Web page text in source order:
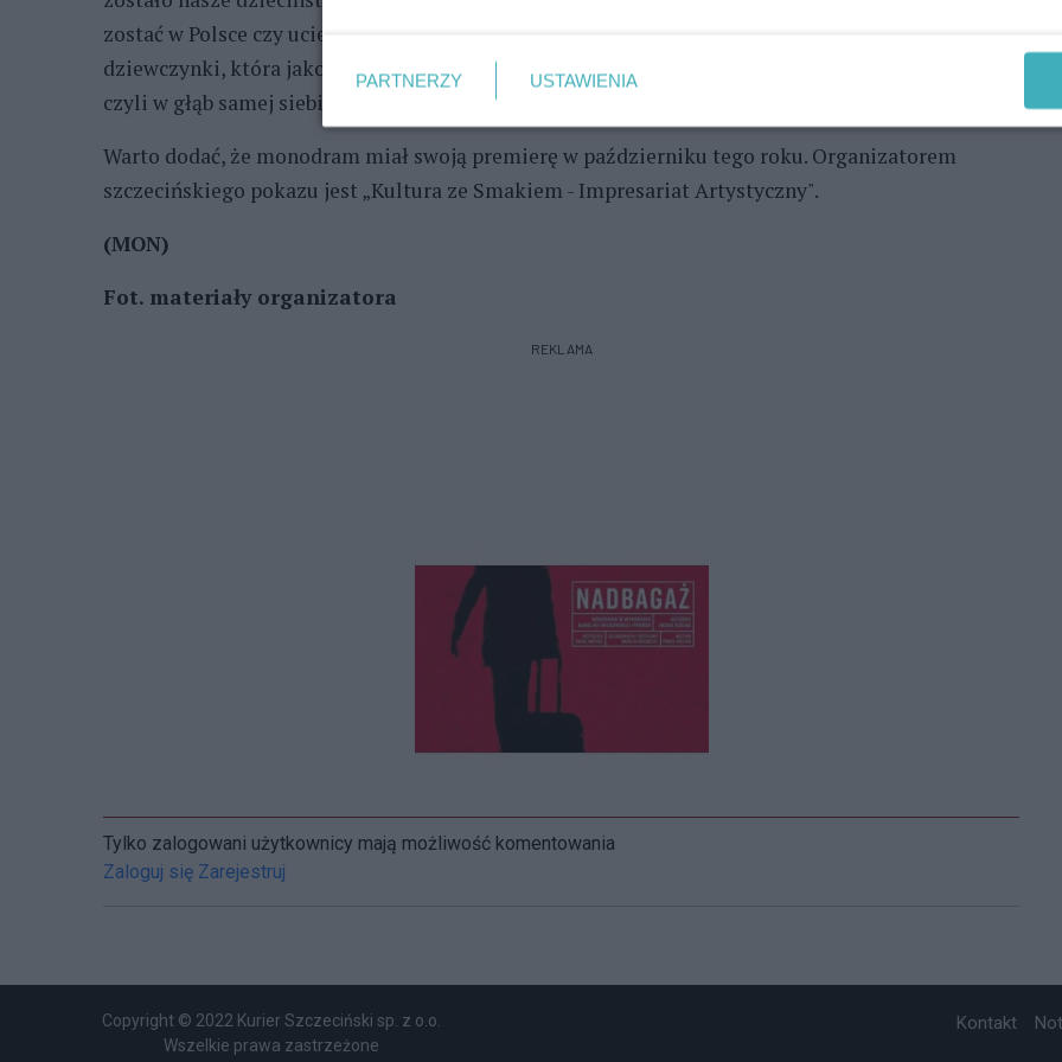
zostać w Polsce czy uciec za granicę? A wszystko to przefiltrowane przez wspomnienia
dziewczynki, która jako dorosła kobieta, po trzydziestu latach wybiera się w podróż do Polski,
czyli w głąb samej siebie".
Warto dodać, że monodram miał swoją premierę w październiku tego roku. Organizatorem
szczecińskiego pokazu jest „Kultura ze Smakiem - Impresariat Artystyczny".
(MON)
Fot. materiały organizatora
REKLAMA
Tylko zalogowani użytkownicy mają możliwość komentowania
Zaloguj się Zarejestruj
Copyright © 2022 Kurier Szczeciński sp. z o.o.
Wszelkie prawa zastrzeżone
Kontakt
PARTNERZY USTAWIENIA